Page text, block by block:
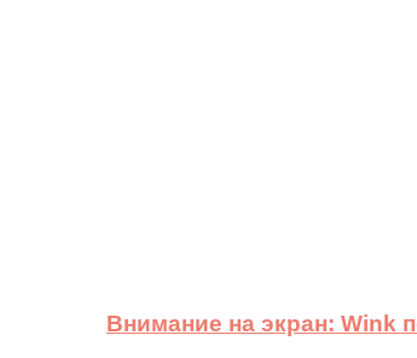
Внимание на экран: Wink